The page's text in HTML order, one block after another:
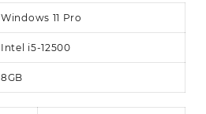
Windows 11 Pro
Intel i5-12500
8GB